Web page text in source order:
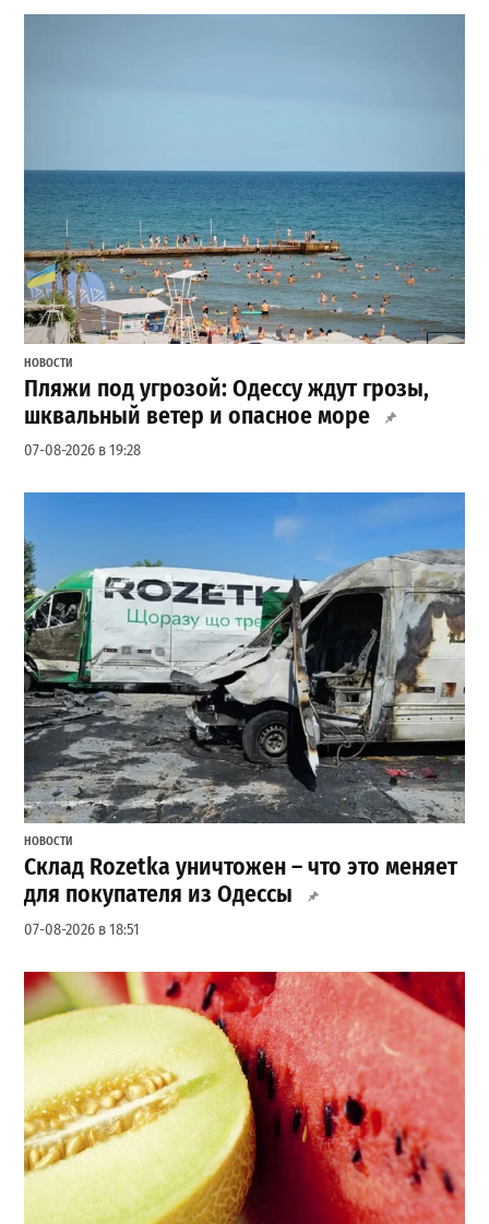
НОВОСТИ
Пляжи под угрозой: Одессу ждут грозы,
шквальный ветер и опасное море
07-08-2026 в 19:28
НОВОСТИ
Склад Rozetka уничтожен – что это меняет
для покупателя из Одессы
07-08-2026 в 18:51